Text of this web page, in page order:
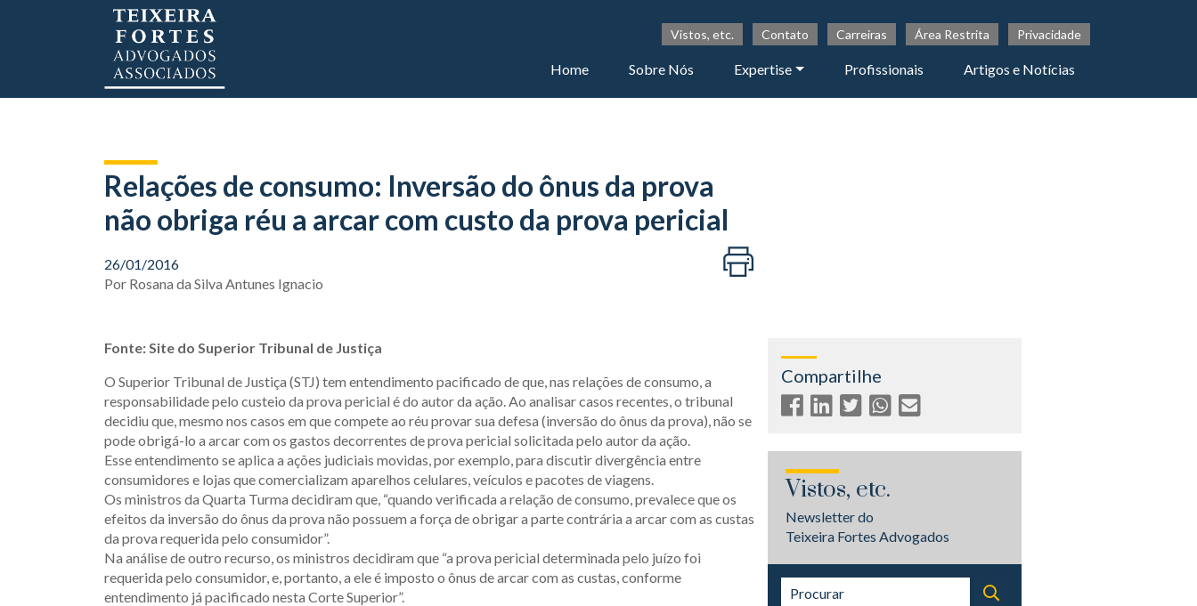
Vistos, etc. Contato Carreiras Área Restrita Privacidade
Home Sobre Nós Expertise Profissionais Artigos e Notícias
Relações de consumo: Inversão do ônus da prova
não obriga réu a arcar com custo da prova pericial
26/01/2016
Por Rosana da Silva Antunes Ignacio
Fonte: Site do Superior Tribunal de Justiça
O Superior Tribunal de Justiça (STJ) tem entendimento pacificado de que, nas relações de consumo, a
responsabilidade pelo custeio da prova pericial é do autor da ação. Ao analisar casos recentes, o tribunal
decidiu que, mesmo nos casos em que compete ao réu provar sua defesa (inversão do ônus da prova), não se
pode obrigá-lo a arcar com os gastos decorrentes de prova pericial solicitada pelo autor da ação.
Esse entendimento se aplica a ações judiciais movidas, por exemplo, para discutir divergência entre
consumidores e lojas que comercializam aparelhos celulares, veículos e pacotes de viagens.
Os ministros da Quarta Turma decidiram que, “quando verificada a relação de consumo, prevalece que os
efeitos da inversão do ônus da prova não possuem a força de obrigar a parte contrária a arcar com as custas
da prova requerida pelo consumidor”.
Na análise de outro recurso, os ministros decidiram que “a prova pericial determinada pelo juízo foi
requerida pelo consumidor, e, portanto, a ele é imposto o ônus de arcar com as custas, conforme
entendimento já pacificado nesta Corte Superior”.
Compartilhe
Vistos, etc.
Newsletter do
Teixeira Fortes Advogados